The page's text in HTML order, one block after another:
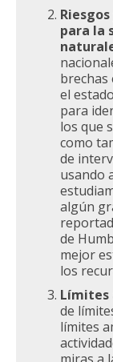
para la
brechas
el
para
los que
como
de
usando
algún
de
mejor
los
Límites
de
límites